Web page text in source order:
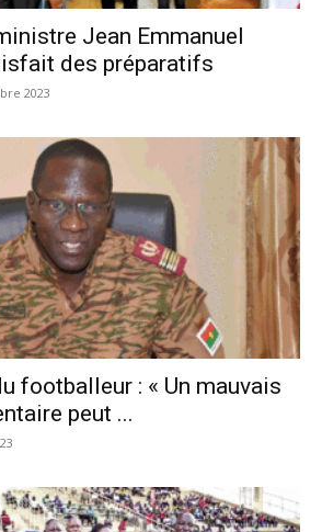
Jean Emmanuel
des préparatifs
2023
footballeur : « Un mauvais
peut ...